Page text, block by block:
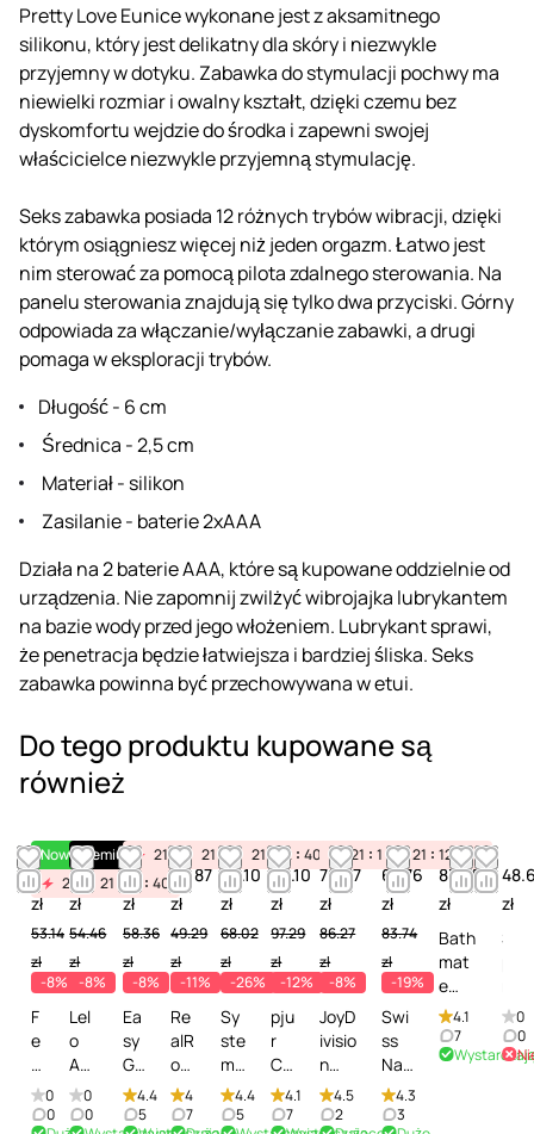
Pretty Love Eunice wykonane jest z aksamitnego
silikonu, który jest delikatny dla skóry i niezwykle
przyjemny w dotyku. Zabawka do stymulacji pochwy ma
niewielki rozmiar i owalny kształt, dzięki czemu bez
dyskomfortu wejdzie do środka i zapewni swojej
właścicielce niezwykle przyjemną stymulację.
Seks zabawka posiada 12 różnych trybów wibracji, dzięki
którym osiągniesz więcej niż jeden orgazm. Łatwo jest
nim sterować za pomocą pilota zdalnego sterowania. Na
panelu sterowania znajdują się tylko dwa przyciski. Górny
odpowiada za włączanie/wyłączanie zabawki, a drugi
pomaga w eksploracji trybów.
Długość - 6 cm
Średnica - 2,5 cm
Materiał - silikon
Zasilanie - baterie 2xAAA
Działa na 2 baterie AAA, które są kupowane oddzielnie od
urządzenia. Nie zapomnij zwilżyć wibrojajka lubrykantem
na bazie wody przed jego włożeniem. Lubrykant sprawi,
że penetracja będzie łatwiejsza i bardziej śliska. Seks
zabawka powinna być przechowywana w etui.
Do tego produktu kupowane są
również
Nowość
21
12 40
48.89
zł
53.14
zł
-8%
F
e
m
in
ti
0
0
Premium
21
12 40
50.10
zł
54.46
zł
-8%
Lel
o
Ant
iba
cte
0
0
21 12 40
53.69
zł
58.36
zł
-8%
Ea
sy
Gli
de
Se
4.4
5
21 12 40
43.87
zł
49.29
zł
-11%
Re
alR
oc
k
Re
4
7
21 12 40
50.10
zł
68.02
zł
-26%
Sy
ste
m
JO
Mis
4.4
5
86.10
zł
97.29
zł
-12%
pju
r
Cu
lt
Ult
4.1
7
21 12 40
79.37
zł
86.27
zł
-8%
JoyD
ivisio
n
Clea
n'n'S
4.5
2
21 12 40
67.76
zł
83.74
zł
-19%
Swi
ss
Nav
y
Toy
4.3
3
83.25
zł
Bath
mat
e
Anal
Toy
Clea
4.1
7
zł
S
a
y
c
0
0